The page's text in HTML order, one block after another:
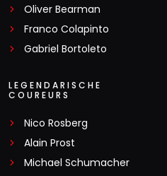
Oliver Bearman
Franco Colapinto
Gabriel Bortoleto
LEGENDARISCHE
COUREURS
Nico Rosberg
Alain Prost
Michael Schumacher